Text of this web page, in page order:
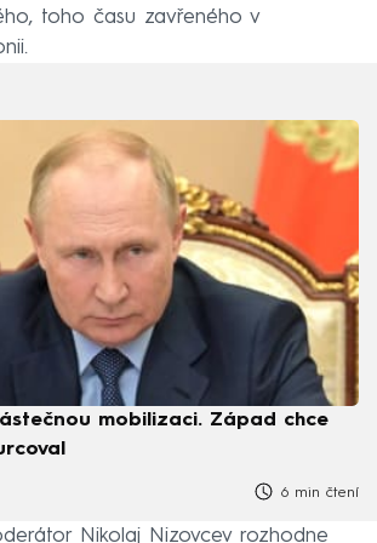
toho času zavřeného v
mobilizaci. Západ chce
6 min čtení
Nikolaj Nizovcev rozhodne